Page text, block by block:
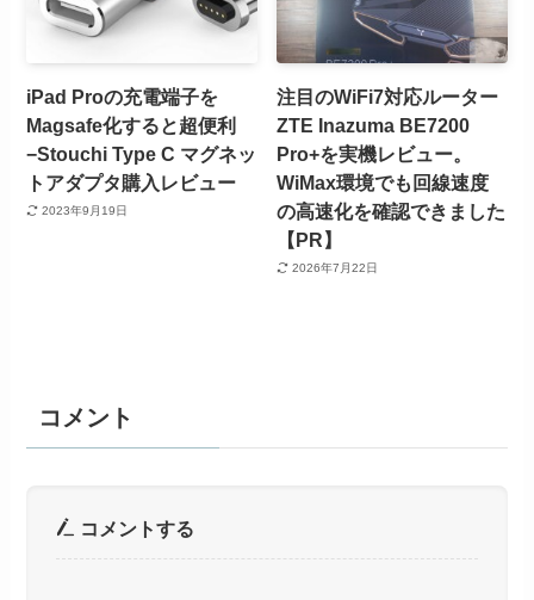
iPad Proの充電端子を
Magsafe化すると超便利
−Stouchi Type C マグネッ
トアダプタ購入レビュー
2023年9月19日
注目のWiFi7対応ルーター
ZTE Inazuma BE7200
Pro+を実機レビュー。
WiMax環境でも回線速度
の高速化を確認できました
【PR】
2026年7月22日
コメント
コメントする